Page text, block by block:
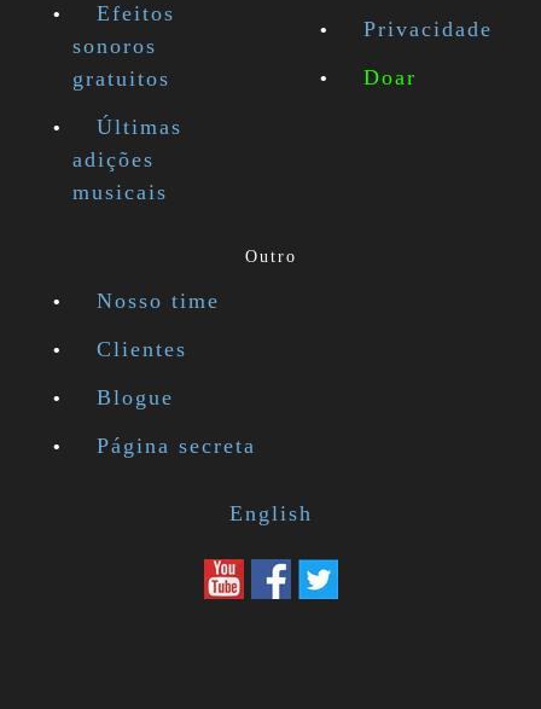
Efeitos
sonoros
gratuitos
Últimas
adições
musicais
Privacidade
Doar
Outro
Nosso time
Clientes
Blogue
Página secreta
English